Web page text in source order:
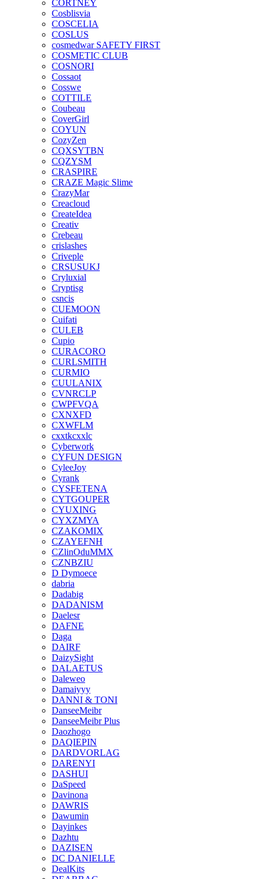
CORTNEY
Cosblisvia
COSCELIA
COSLUS
cosmedwar SAFETY FIRST
COSMETIC CLUB
COSNORI
Cossaot
Cosswe
COTTILE
Coubeau
CoverGirl
COYUN
CozyZen
CQXSYTBN
CQZYSM
CRASPIRE
CRAZE Magic Slime
CrazyMar
Creacloud
CreateIdea
Creativ
Crebeau
crislashes
Criveple
CRSUSUKJ
Cryluxial
Cryptisg
csncis
CUEMOON
Cuifati
CULEB
Cupio
CURACORO
CURLSMITH
CURMIO
CUULANIX
CVNRCLP
CWPFVQA
CXNXFD
CXWFLM
cxxtkcxxlc
Cyberwork
CYFUN DESIGN
CyleeJoy
Cyrank
CYSFETENA
CYTGOUPER
CYUXING
CYXZMYA
CZAKOMIX
CZAYEFNH
CZlinOduMMX
CZNBZIU
D Dymoece
dabria
Dadabig
DADANISM
Daelesr
DAFNE
Daga
DAIRF
DaizySight
DALAETUS
Daleweo
Damaiyyy
DANNI & TONI
DanseeMeibr
DanseeMeibr Plus
Daozhogo
DAQIEPIN
DARDVORLAG
DARENYI
DASHUI
DaSpeed
Davinona
DAWRIS
Dawumin
Dayinkes
Dazhtu
DAZISEN
DC DANIELLE
DealKits